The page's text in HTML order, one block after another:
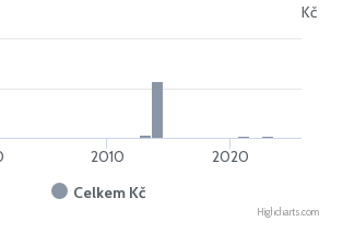
Kč
Celkem Kč
2010 2020
Highcharts.com